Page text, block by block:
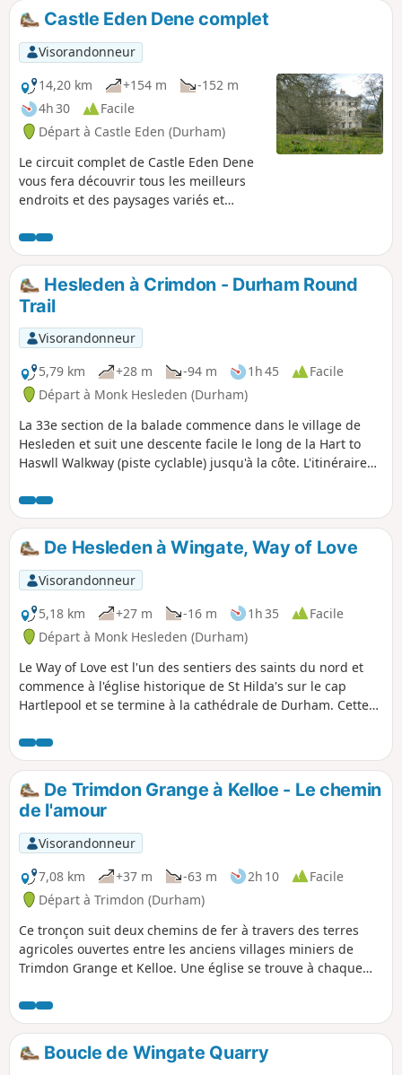
Castle Eden Dene complet
Visorandonneur
14,20 km
+154 m
-152 m
4h 30
Facile
Départ à Castle Eden (Durham)
Le circuit complet de Castle Eden Dene
vous fera découvrir tous les meilleurs
endroits et des paysages variés et
campagne ouverte, bois anciens, côte
nord-est, vallon calcaire magnésien avec
ses affleurements rocheux, une rivière
sinueuse et des gorges escarpées. La
faune et la flore sont très riches ; si vous
restez silencieux, vous apercevrez peut-
être des écureuils et/ou des cerfs. Le
circuit commence et se termine près du
Castle Eden Inn, réputé pour sa bonne
bière et sa cuisine savoureuse.
Hesleden à Crimdon - Durham Round
Trail
Visorandonneur
5,79 km
+28 m -94 m 1h 45
Facile
Départ à Monk Hesleden (Durham)
La 33e section de la balade commence dans le village de
Hesleden et suit une descente facile le long de la Hart to
Haswll Walkway (piste cyclable) jusqu'à la côte. L'itinéraire
temps nécessaire pour explorer les dunes de Crimdon ou
Crimdon Dene.
De Hesleden à Wingate, Way of Love
Visorandonneur
5,18 km
+27 m -16 m 1h 35
Facile
Départ à Monk Hesleden (Durham)
Le Way of Love est l'un des sentiers des saints du nord et
commence à l'église historique de St Hilda's sur le cap
Hartlepool et se termine à la cathédrale de Durham. Cette
villages de l'est de Durham, reliant l'église St Mary's à
Hesleden à All Saint's à Wingate.
De Trimdon Grange à Kelloe - Le chemin
de l'amour
Visorandonneur
7,08 km
+37 m -63 m 2h 10
Facile
Départ à Trimdon (Durham)
Ce tronçon suit deux chemins de fer à travers des terres
agricoles ouvertes entre les anciens villages miniers de
Trimdon Grange et Kelloe. Une église se trouve à chaque
St Helen's à Kelloe.
Boucle de Wingate Quarry